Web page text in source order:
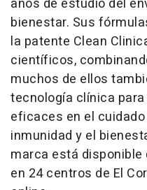
años de estudio del
bienestar. Sus
la patente Clean
científicos,
muchos de ellos
tecnología clínica
eficaces en el
inmunidad y el
marca está
en 24 centros de El